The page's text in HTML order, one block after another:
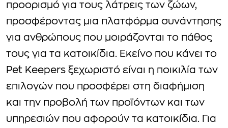
προορισμό για τους λάτρεις των ζώων,
προσφέροντας μια πλατφόρμα συνάντησης
για ανθρώπους που μοιράζονται το πάθος
τους για τα κατοικίδια. Εκείνο που κάνει το
Pet Keepers ξεχωριστό είναι η ποικιλία των
επιλογών που προσφέρει στη διαφήμιση
και την προβολή των προϊόντων και των
υπηρεσιών που αφορούν τα κατοικίδια. Για